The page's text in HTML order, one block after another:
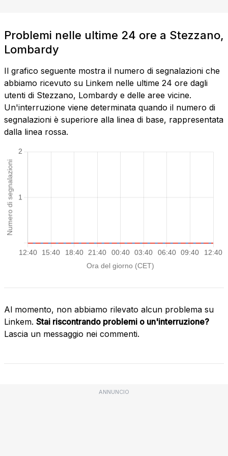
Problemi nelle ultime 24 ore a Stezzano,
Lombardy
Il grafico seguente mostra il numero di segnalazioni che
abbiamo ricevuto su Linkem nelle ultime 24 ore dagli
utenti di Stezzano, Lombardy e delle aree vicine.
Un'interruzione viene determinata quando il numero di
segnalazioni è superiore alla linea di base, rappresentata
dalla linea rossa.
Al momento, non abbiamo rilevato alcun problema su
Linkem. Stai riscontrando problemi o un'interruzione?
Lascia un messaggio nei commenti.
ANNUNCIO